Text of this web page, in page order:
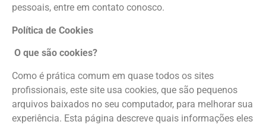
pessoais, entre em contato conosco.
Política de Cookies
O que são cookies?
Como é prática comum em quase todos os sites
profissionais, este site usa cookies, que são pequenos
arquivos baixados no seu computador, para melhorar sua
experiência. Esta página descreve quais informações eles